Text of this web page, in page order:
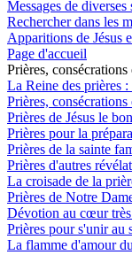
Messages de diverses
Rechercher dans les
Apparitions de Jésus
Page d'accueil
Prières, consécrations
La Reine des prières
Prières,
Prières de Jésus le
Prières pour la
Prières de la sainte
Prières d'autres
La croisade de la
Prières de Notre
Dévotion au cœur très
Prières pour s'unir au
La flamme d'amour